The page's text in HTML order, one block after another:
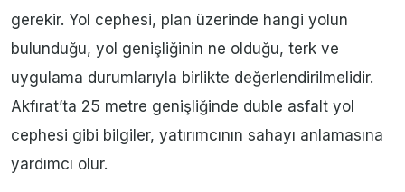
gerekir. Yol cephesi, plan üzerinde hangi yolun
bulunduğu, yol genişliğinin ne olduğu, terk ve
uygulama durumlarıyla birlikte değerlendirilmelidir.
Akfırat’ta 25 metre genişliğinde duble asfalt yol
cephesi gibi bilgiler, yatırımcının sahayı anlamasına
yardımcı olur.